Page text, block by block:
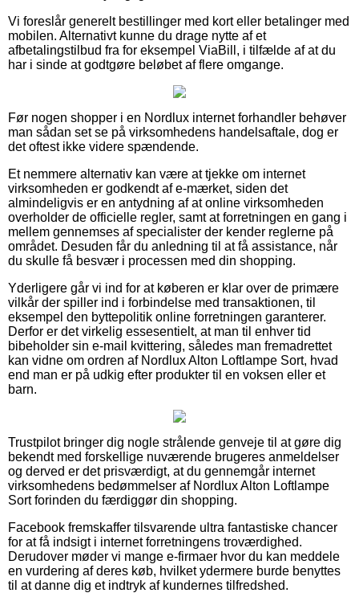
Vi foreslår generelt bestillinger med kort eller betalinger med
mobilen. Alternativt kunne du drage nytte af et
afbetalingstilbud fra for eksempel ViaBill, i tilfælde af at du
har i sinde at godtgøre beløbet af flere omgange.
Før nogen shopper i en Nordlux internet forhandler behøver
man sådan set se på virksomhedens handelsaftale, dog er
det oftest ikke videre spændende.
Et nemmere alternativ kan være at tjekke om internet
virksomheden er godkendt af e-mærket, siden det
almindeligvis er en antydning af at online virksomheden
overholder de officielle regler, samt at forretningen en gang i
mellem gennemses af specialister der kender reglerne på
området. Desuden får du anledning til at få assistance, når
du skulle få besvær i processen med din shopping.
Yderligere går vi ind for at køberen er klar over de primære
vilkår der spiller ind i forbindelse med transaktionen, til
eksempel den byttepolitik online forretningen garanterer.
Derfor er det virkelig essesentielt, at man til enhver tid
bibeholder sin e-mail kvittering, således man fremadrettet
kan vidne om ordren af Nordlux Alton Loftlampe Sort, hvad
end man er på udkig efter produkter til en voksen eller et
barn.
Trustpilot bringer dig nogle strålende genveje til at gøre dig
bekendt med forskellige nuværende brugeres anmeldelser
og derved er det prisværdigt, at du gennemgår internet
virksomhedens bedømmelser af Nordlux Alton Loftlampe
Sort forinden du færdiggør din shopping.
Facebook fremskaffer tilsvarende ultra fantastiske chancer
for at få indsigt i internet forretningens troværdighed.
Derudover møder vi mange e-firmaer hvor du kan meddele
en vurdering af deres køb, hvilket ydermere burde benyttes
til at danne dig et indtryk af kundernes tilfredshed.